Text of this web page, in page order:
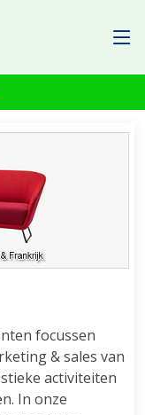
focussen
& sales van
activiteiten
In onze